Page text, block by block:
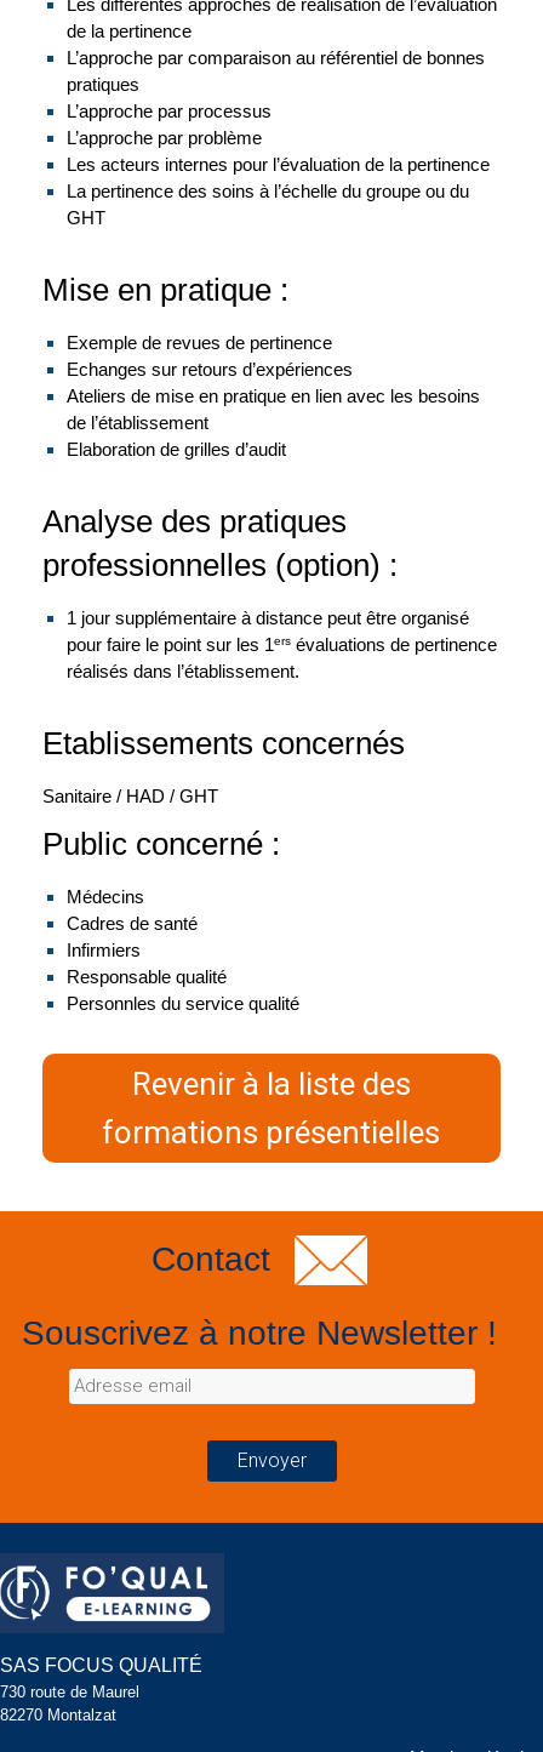
Les différentes approches de réalisation de l’évaluation
de la pertinence
L’approche par comparaison au référentiel de bonnes
pratiques
L’approche par processus
L’approche par problème
Les acteurs internes pour l’évaluation de la pertinence
La pertinence des soins à l’échelle du groupe ou du
GHT
Mise en pratique :
Exemple de revues de pertinence
Echanges sur retours d’expériences
Ateliers de mise en pratique en lien avec les besoins
de l’établissement
Elaboration de grilles d’audit
Analyse des pratiques
professionnelles (option) :
1 jour supplémentaire à distance peut être organisé
pour faire le point sur les 1ersévaluations de pertinence
réalisés dans l’établissement.
Etablissements concernés
Sanitaire / HAD / GHT
Public concerné :
Médecins
Cadres de santé
Infirmiers
Responsable qualité
Personnles du service qualité
Revenir à la liste des
formations présentielles
SAS FOCUS QUALITÉ
730 route de Maurel
82270 Montalzat
Contact
Souscrivez à notre Newsletter !